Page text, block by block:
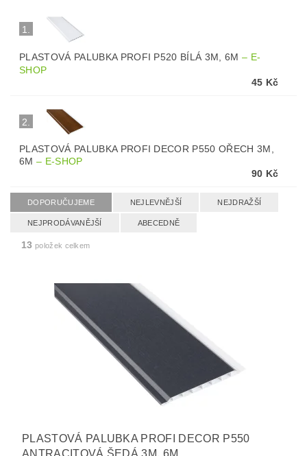
1.
PLASTOVÁ PALUBKA PROFI P520 BÍLÁ 3M, 6M – E-
SHOP
45 Kč
2.
PLASTOVÁ PALUBKA PROFI DECOR P550 OŘECH 3M,
6M– E-SHOP
90 Kč
DOPORUČUJEME NEJLEVNĚJŠÍ NEJDRAŽŠÍ
NEJPRODÁVANĚJŠÍ ABECEDNĚ
13 položek celkem
PLASTOVÁ PALUBKA PROFI DECOR P550
ANTRACITOVÁ ŠEDÁ 3M, 6M